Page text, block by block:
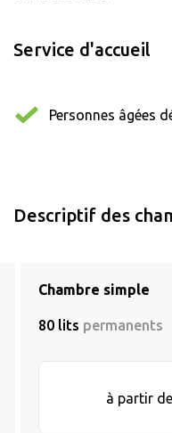
Service d'accueil
Personnes âgées
Descriptif des
Chambre simple
80 lits permanents
à partir de